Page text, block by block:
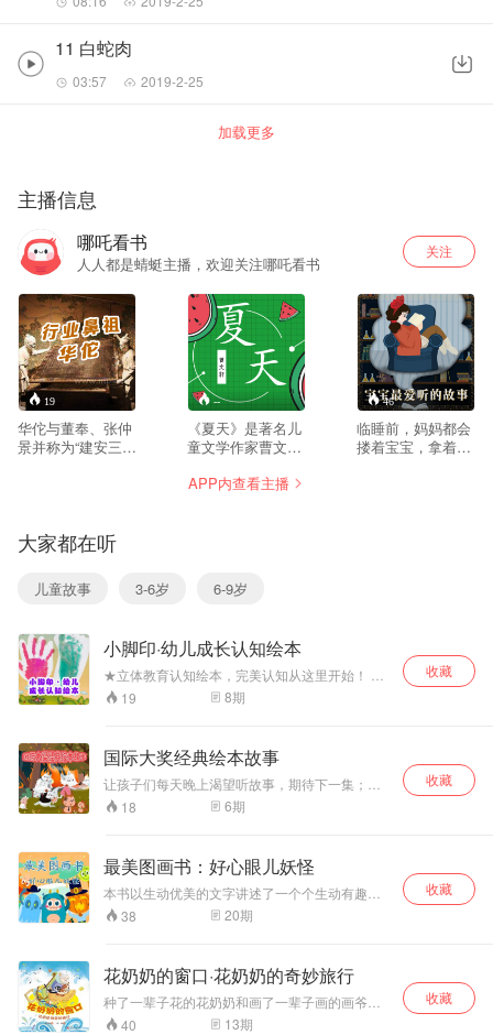
11 白蛇肉
03:57 2019-2-25
加载更多
主播信息
哪吒看书
人人都是蜻蜓主播，欢迎关注哪吒看书
关注
19
华佗与董奉、张仲
景并称为“建安三神
研医术而不求仕
途。他医术全面，
尤其擅长外科，精
于手术。并精通
各科。晚年因遭曹
操怀疑，下狱被拷
问致死。 华佗被后
人称为“外科圣
手”、“外科鼻祖”。
佗称呼他，又以“华
佗再世”、“元化重
生”称誉有杰出医术
的医师。
--
《夏天》是著名儿
童文学作家曹文轩
馆”中的一本。细细
对美的信仰，也从
未忘怀过对儿童的
年画家郁蓉，她用
中国传统剪纸加上
国际化的创作视野
来表现作品，极具
天，一群动物在大
荒原里急切地寻找
阴凉地。为了争一
棵树，动物们争吵
打闹了起来。*
过，当它们回头看
才发现，那是一棵
几乎已经死亡了的
树，只有几根枝条
时，动物们看到了
穿越荒原的一对父
子。为了给孩子一
丝阴凉，父亲用他
46
临睡前，妈妈都会
搂着宝宝，拿着一
APP内查看主播
大家都在听
儿童故事 3-6岁 6-9岁
小脚印·幼儿成长认知绘本
★立体教育认知绘本，完美认知从这里开始！ ★
画面简单，色彩饱满，充满童趣，文字朗朗上
口，充分满足2-4岁孩子的认知需求。 ★将认知
乐的阅读体验中，提升认知能力！ ★献给对世界
充满好奇的宝贝，用孩子*喜欢的方式，在温馨的
氛围中亲子互动，增进孩子和家长的亲子关系！
★随书附赠好玩的动手游戏，以及贴心的生活提
示，令孩子在读、玩、生活的立体环境中轻松完
19 8期
收藏
国际大奖经典绘本故事
让孩子们每天晚上渴望听故事，期待下一集；让
学习像看电影一样有趣！
18 6期
收藏
最美图画书：好心眼儿妖怪
本书以生动优美的文字讲述了一个个生动有趣的
故事，精美的图画赋予童话更加丰富的内涵，让
儿童有更广阔的想象空间，堪称国内原创图画书
38 20期
收藏
花奶奶的窗口·花奶奶的奇妙旅行
种了一辈子花的花奶奶和画了一辈子画的画爷爷
生活在小房子里，那里有木篱笆、栀子花，还有
40 13期
收藏